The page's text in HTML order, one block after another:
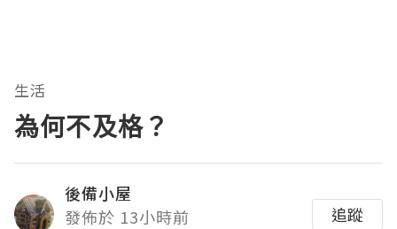
生活
為何不及格？
後備小屋
發佈於 13小時前
追蹤